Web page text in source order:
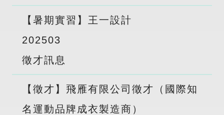
【暑期實習】王一設計
202503
徵才訊息
【徵才】飛雁有限公司徵才（國際知
名運動品牌成衣製造商）